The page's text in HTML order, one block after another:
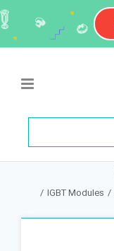
/
IGBT Modules
/